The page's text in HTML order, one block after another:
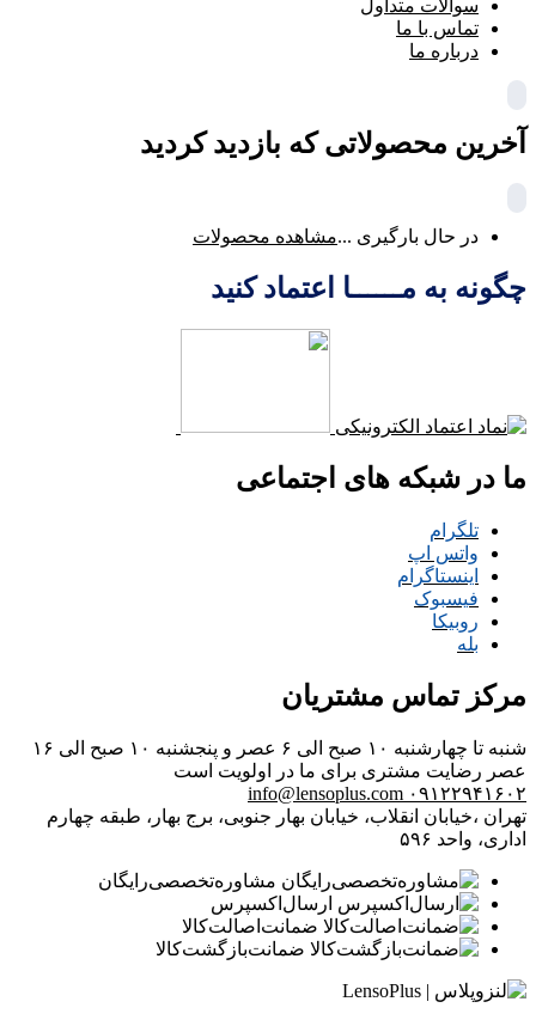
سوالات متداول
تماس با ما
درباره ما
آخرین محصولاتی که بازدید کردید
در حال بارگیری ...مشاهده محصولات
چگونه به مــــــا اعتماد کنید
ما در شبکه های اجتماعی
تلگرام
واتس اپ
اینستاگرام
فیسبوک
روبیکا
بله
مرکز تماس مشتریان
شنبه تا چهارشنبه ۱۰ صبح الی ۶ عصر و پنجشنبه ۱۰ صبح الی ۱۶
عصر رضایت مشتری برای ما در اولویت است
۰۹۱۲۲۹۴۱۶۰۲ info@lensoplus.com
تهران ،خیابان انقلاب، خیابان بهار جنوبی، برج بهار، طبقه چهارم
اداری، واحد ۵۹۶
مشاوره‌تخصصی‌رایگان
ارسال‌اکسپرس
ضمانت‌اصالت‌کالا
ضمانت‌بازگشت‌کالا